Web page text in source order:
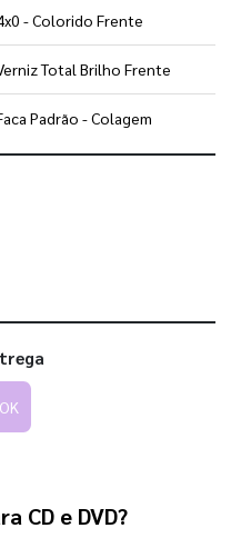
- Colorido Frente
Total Brilho Frente
Padrão - Colagem
os nossos gabaritos
OK
CD e DVD?